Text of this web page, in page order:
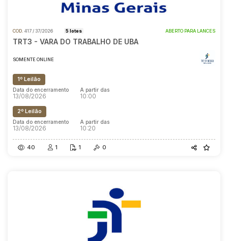
COD. 417 / 37/2026 5 lotes ABERTO PARA LANCES
TRT3 - VARA DO TRABALHO DE UBA
SOMENTE ONLINE
1º Leilão
Data do encerramento
13/08/2026
A partir das
10:00
2º Leilão
Data do encerramento
13/08/2026
A partir das
10:20
40 1 1 0